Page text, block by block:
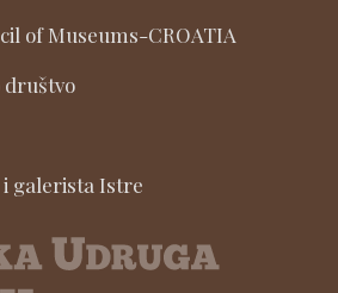
of Museums-CROATIA
društvo
galerista Istre